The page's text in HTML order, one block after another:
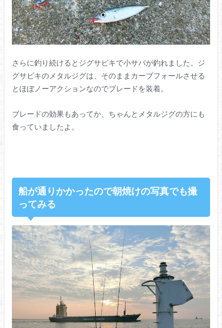
さらに釣り続けるとジグサビキで小サバが釣れました。ジ
グサビキのメタルジグは、そのままカーブフォールさせる
とほぼノーアクションなのでブレードを装着。
ブレードの効果もあってか、ちゃんとメタルジグの方にも
食っていましたよ。
船が通りかかったので朝焼けの写真でも撮
ってみる